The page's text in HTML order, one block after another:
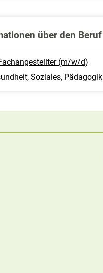
über den Beruf
(m/w/d)
Soziales, Pädagogik